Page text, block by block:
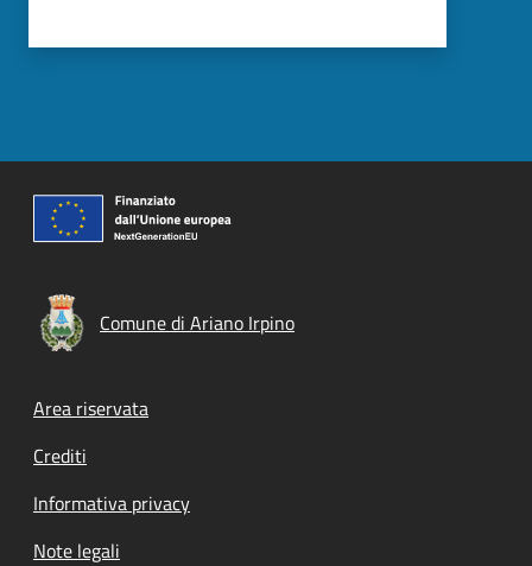
Comune di Ariano Irpino
Footer menu
Area riservata
Crediti
Informativa privacy
Note legali